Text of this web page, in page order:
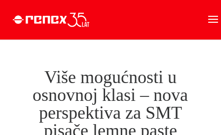
Više mogućnosti u
osnovnoj klasi – nova
perspektiva za SMT
pisače lemne paste